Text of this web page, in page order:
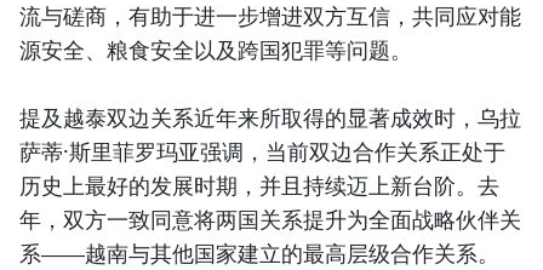
流与磋商，有助于进一步增进双方互信，共同应对能
源安全、粮食安全以及跨国犯罪等问题。
提及越泰双边关系近年来所取得的显著成效时，乌拉
萨蒂·斯里菲罗玛亚强调，当前双边合作关系正处于
历史上最好的发展时期，并且持续迈上新台阶。去
年，双方一致同意将两国关系提升为全面战略伙伴关
系——越南与其他国家建立的最高层级合作关系。